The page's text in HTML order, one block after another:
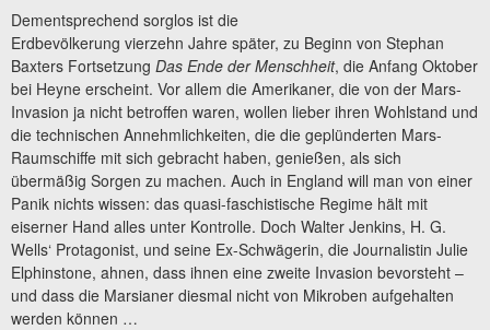
Dementsprechend sorglos ist die
Erdbevölkerung vierzehn Jahre später, zu Beginn von Stephan
Baxters Fortsetzung Das Ende der Menschheit, die Anfang Oktober
bei Heyne erscheint. Vor allem die Amerikaner, die von der Mars-
Invasion ja nicht betroffen waren, wollen lieber ihren Wohlstand und
die technischen Annehmlichkeiten, die die geplünderten Mars-
Raumschiffe mit sich gebracht haben, genießen, als sich
übermäßig Sorgen zu machen. Auch in England will man von einer
Panik nichts wissen: das quasi-faschistische Regime hält mit
eiserner Hand alles unter Kontrolle. Doch Walter Jenkins, H. G.
Wells‘ Protagonist, und seine Ex-Schwägerin, die Journalistin Julie
Elphinstone, ahnen, dass ihnen eine zweite Invasion bevorsteht –
und dass die Marsianer diesmal nicht von Mikroben aufgehalten
werden können …